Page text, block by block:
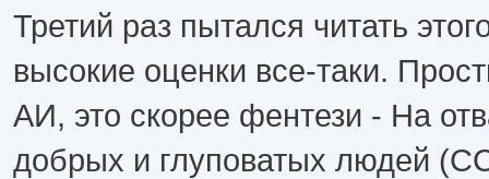
Третий раз пытался читать
высокие оценки все-таки.
АИ, это скорее фентези - На
добрых и глуповатых людей